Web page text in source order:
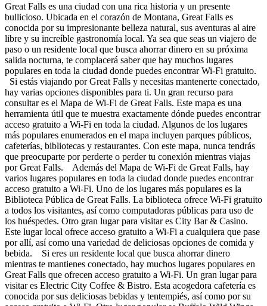
Great Falls es una ciudad con una rica historia y un presente
bullicioso. Ubicada en el corazón de Montana, Great Falls es
conocida por su impresionante belleza natural, sus aventuras al aire
libre y su increíble gastronomía local. Ya sea que seas un viajero de
paso o un residente local que busca ahorrar dinero en su próxima
salida nocturna, te complacerá saber que hay muchos lugares
populares en toda la ciudad donde puedes encontrar Wi-Fi gratuito.
Si estás viajando por Great Falls y necesitas mantenerte conectado,
hay varias opciones disponibles para ti. Un gran recurso para
consultar es el Mapa de Wi-Fi de Great Falls. Este mapa es una
herramienta útil que te muestra exactamente dónde puedes encontrar
acceso gratuito a Wi-Fi en toda la ciudad. Algunos de los lugares
más populares enumerados en el mapa incluyen parques públicos,
cafeterías, bibliotecas y restaurantes. Con este mapa, nunca tendrás
que preocuparte por perderte o perder tu conexión mientras viajas
por Great Falls. Además del Mapa de Wi-Fi de Great Falls, hay
varios lugares populares en toda la ciudad donde puedes encontrar
acceso gratuito a Wi-Fi. Uno de los lugares más populares es la
Biblioteca Pública de Great Falls. La biblioteca ofrece Wi-Fi gratuito
a todos los visitantes, así como computadoras públicas para uso de
los huéspedes. Otro gran lugar para visitar es City Bar & Casino.
Este lugar local ofrece acceso gratuito a Wi-Fi a cualquiera que pase
por allí, así como una variedad de deliciosas opciones de comida y
bebida. Si eres un residente local que busca ahorrar dinero
mientras te mantienes conectado, hay muchos lugares populares en
Great Falls que ofrecen acceso gratuito a Wi-Fi. Un gran lugar para
visitar es Electric City Coffee & Bistro. Esta acogedora cafetería es
conocida por sus deliciosas bebidas y tentempiés, así como por su